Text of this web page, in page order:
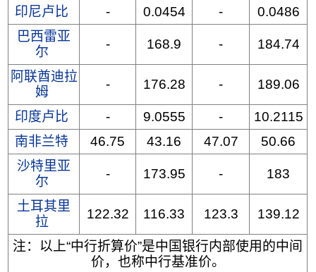
印尼卢比
- 0.0454 -
0.0486
巴西雷亚
尔
- 168.9 - 184.74
阿联酋迪拉
姆
- 176.28 - 189.06
印度卢比 - 9.0555 -
10.2115
南非兰特
46.75 43.16 47.07
50.66
沙特里亚
尔
- 173.95 - 183
土耳其里
拉
122.32 116.33 123.3 139.12
注：以上“中行折算价”是中国银行内部使用的中间
价，也称中行基准价。